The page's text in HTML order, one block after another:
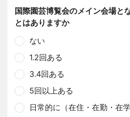
国際園芸博覧会のメイン会場と
とはありますか
ない
1.2回ある
3.4回ある
5回以上ある
日常的に（在住・在勤・在学